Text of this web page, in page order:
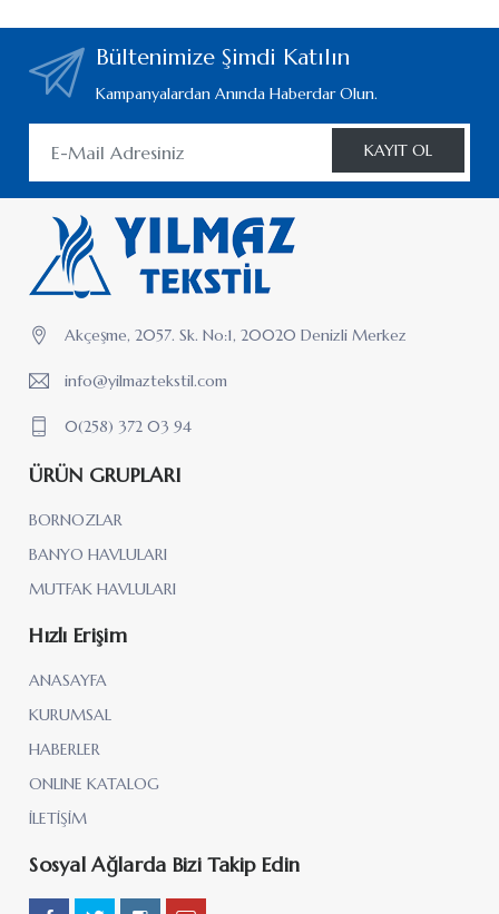
Bültenimize Şimdi Katılın
Kampanyalardan Anında Haberdar Olun.
KAYIT OL
Akçeşme, 2057. Sk. No:1, 20020 Denizli Merkez
info@yilmaztekstil.com
0(258) 372 03 94
ÜRÜN GRUPLARI
BORNOZLAR
BANYO HAVLULARI
MUTFAK HAVLULARI
Hızlı Erişim
ANASAYFA
KURUMSAL
HABERLER
ONLINE KATALOG
İLETİŞİM
Sosyal Ağlarda Bizi Takip Edin